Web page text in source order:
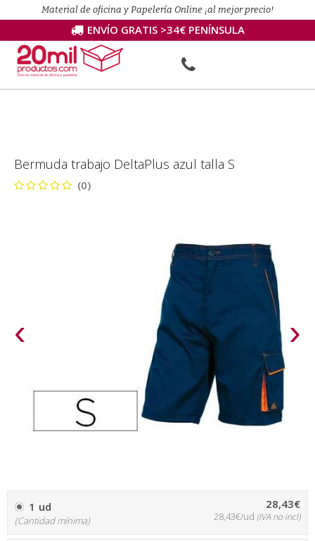
Material de oficina y Papelería Online ¡al mejor precio!
ENVÍO GRATIS >34€ PENÍNSULA
Bermuda trabajo DeltaPlus azul talla S
(0)
‹ ›
1 ud
(Cantidad mínima)
28,43€
28,43€/ud (IVA no incl)